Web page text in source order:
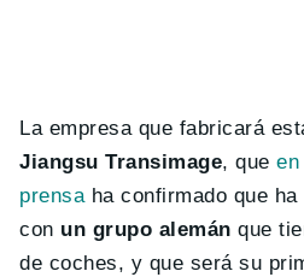
La empresa que fabricará
Jiangsu Transimage, que en
prensa ha confirmado que
con un grupo alemán que
de coches, y que será su